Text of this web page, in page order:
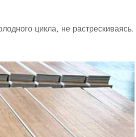
цикла, не растрескиваясь.